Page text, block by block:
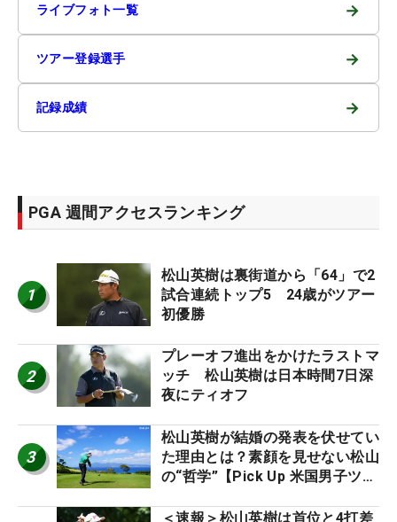
ライブフォト一覧 →
ツアー登録選手 →
記録成績 →
PGA 週間アクセスランキング
1
松山英樹は裏街道から「64」で2
試合連続トップ5 24歳がツアー
初優勝
2
プレーオフ進出をかけたラストマ
ッチ 松山英樹は日本時間7日深
夜にティオフ
3
松山英樹が結婚の発表を伏せてい
た理由とは？素顔を見せない松山
の“哲学”【Pick Up 米国男子ツア
＜速報＞松山英樹は首位と4打差